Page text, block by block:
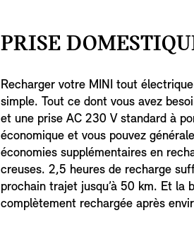
PRISE
Recharger votre MINI tout
simple. Tout ce dont vous avez
et une prise AC 230 V standard à
économique et vous pouvez
économies supplémentaires en
creuses. 2,5 heures de recharge
prochain trajet jusqu’à 50 km. Et la
complètement rechargée après